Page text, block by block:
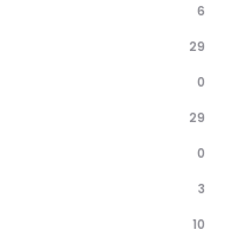
6
29
0
29
0
3
10